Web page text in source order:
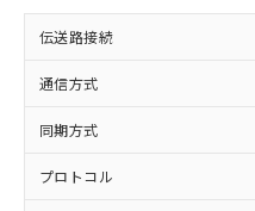
伝送路接続
通信方式
同期方式
プロトコル
また、RoHS指令
物質の対応では、
荷製品に未対応品
欄に対応日を記載
既に当社にて対
していることから
す。